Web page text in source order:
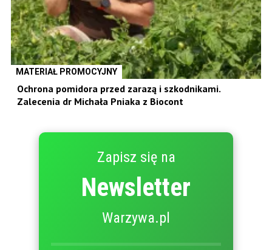
MATERIAŁ PROMOCYJNY
Ochrona pomidora przed zarazą i szkodnikami.
Zalecenia dr Michała Pniaka z Biocont
Zapisz się na
Newsletter
Warzywa.pl